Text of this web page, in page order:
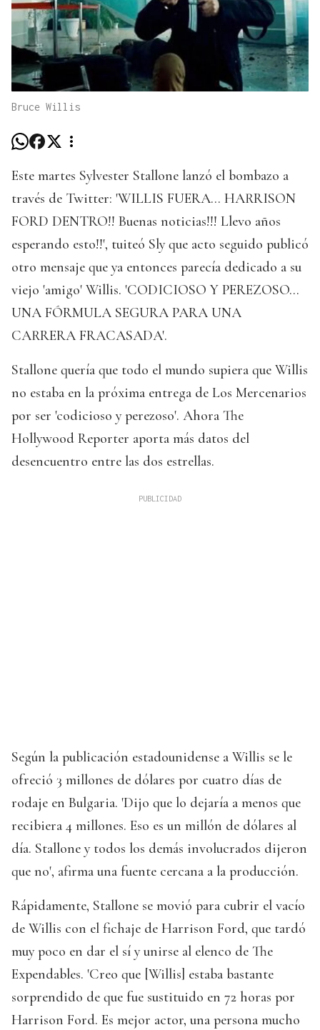
Bruce Willis
Este martes Sylvester Stallone lanzó el bombazo a
través de Twitter: 'WILLIS FUERA... HARRISON
FORD DENTRO!! Buenas noticias!!! Llevo años
esperando esto!!', tuiteó Sly que acto seguido publicó
otro mensaje que ya entonces parecía dedicado a su
viejo 'amigo' Willis. 'CODICIOSO Y PEREZOSO...
UNA FÓRMULA SEGURA PARA UNA
CARRERA FRACASADA'.
Stallone quería que todo el mundo supiera que Willis
no estaba en la próxima entrega de Los Mercenarios
por ser 'codicioso y perezoso'. Ahora The
Hollywood Reporter aporta más datos del
desencuentro entre las dos estrellas.
Según la publicación estadounidense a Willis se le
ofreció 3 millones de dólares por cuatro días de
rodaje en Bulgaria. 'Dijo que lo dejaría a menos que
recibiera 4 millones. Eso es un millón de dólares al
día. Stallone y todos los demás involucrados dijeron
que no', afirma una fuente cercana a la producción.
Rápidamente, Stallone se movió para cubrir el vacío
de Willis con el fichaje de Harrison Ford, que tardó
muy poco en dar el sí y unirse al elenco de The
Expendables. 'Creo que [Willis] estaba bastante
sorprendido de que fue sustituido en 72 horas por
Harrison Ford. Es mejor actor, una persona mucho